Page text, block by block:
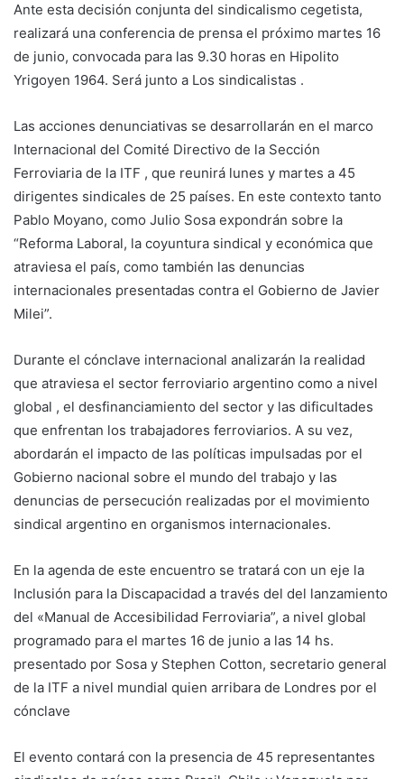
Ante esta decisión conjunta del sindicalismo cegetista,
realizará una conferencia de prensa el próximo martes 16
de junio, convocada para las 9.30 horas en Hipolito
Yrigoyen 1964. Será junto a Los sindicalistas .
Las acciones denunciativas se desarrollarán en el marco
Internacional del Comité Directivo de la Sección
Ferroviaria de la ITF , que reunirá lunes y martes a 45
dirigentes sindicales de 25 países. En este contexto tanto
Pablo Moyano, como Julio Sosa expondrán sobre la
“Reforma Laboral, la coyuntura sindical y económica que
atraviesa el país, como también las denuncias
internacionales presentadas contra el Gobierno de Javier
Milei”.
Durante el cónclave internacional analizarán la realidad
que atraviesa el sector ferroviario argentino como a nivel
global , el desfinanciamiento del sector y las dificultades
que enfrentan los trabajadores ferroviarios. A su vez,
abordarán el impacto de las políticas impulsadas por el
Gobierno nacional sobre el mundo del trabajo y las
denuncias de persecución realizadas por el movimiento
sindical argentino en organismos internacionales.
En la agenda de este encuentro se tratará con un eje la
Inclusión para la Discapacidad a través del del lanzamiento
del «Manual de Accesibilidad Ferroviaria”, a nivel global
programado para el martes 16 de junio a las 14 hs.
presentado por Sosa y Stephen Cotton, secretario general
de la ITF a nivel mundial quien arribara de Londres por el
cónclave
El evento contará con la presencia de 45 representantes